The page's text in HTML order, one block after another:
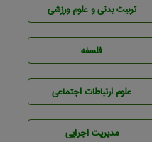
تربيت بدنی و علوم ورزشی
فلسفه
علوم ارتباطات اجتماعی
مديريت اجرايی